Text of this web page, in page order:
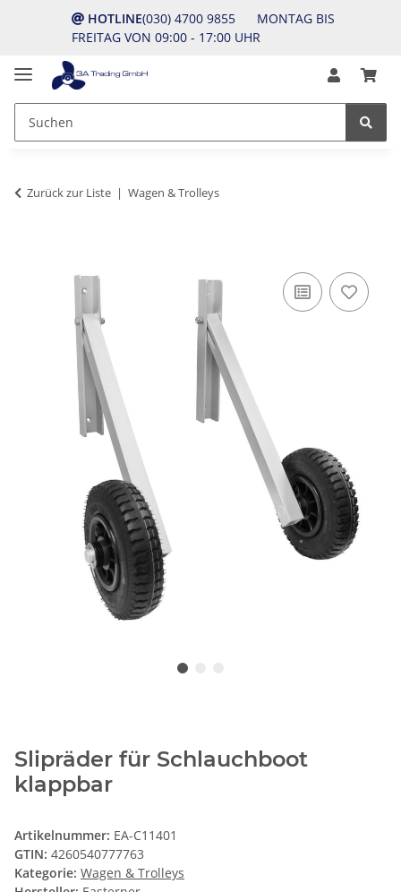
HOTLINE(030) 4700 9855 MONTAG BIS
FREITAG VON 09:00 - 17:00 UHR
Zurück zur Liste Wagen & Trolleys
Slipräder für Schlauchboot
klappbar
Artikelnummer: EA-C11401
GTIN: 4260540777763
Kategorie: Wagen & Trolleys